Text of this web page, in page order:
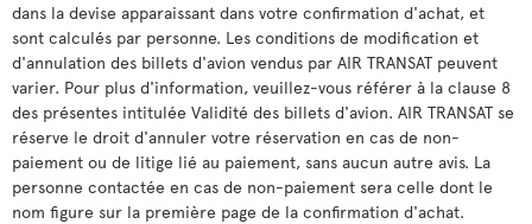
dans la devise apparaissant dans votre confirmation d'achat, et
sont calculés par personne. Les conditions de modification et
d'annulation des billets d'avion vendus par AIR TRANSAT peuvent
varier. Pour plus d'information, veuillez-vous référer à la clause 8
des présentes intitulée Validité des billets d'avion. AIR TRANSAT se
réserve le droit d'annuler votre réservation en cas de non-
paiement ou de litige lié au paiement, sans aucun autre avis. La
personne contactée en cas de non-paiement sera celle dont le
nom figure sur la première page de la confirmation d'achat.